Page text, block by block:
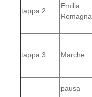
tappa 2
Emilia
Romagna
tappa 3 Marche
pausa